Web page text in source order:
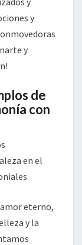
y
y
de
con
en el
eterno,
y la